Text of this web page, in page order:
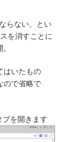
らない、とい
を消すことに
はいたもの
ので省略で
ブを開きます